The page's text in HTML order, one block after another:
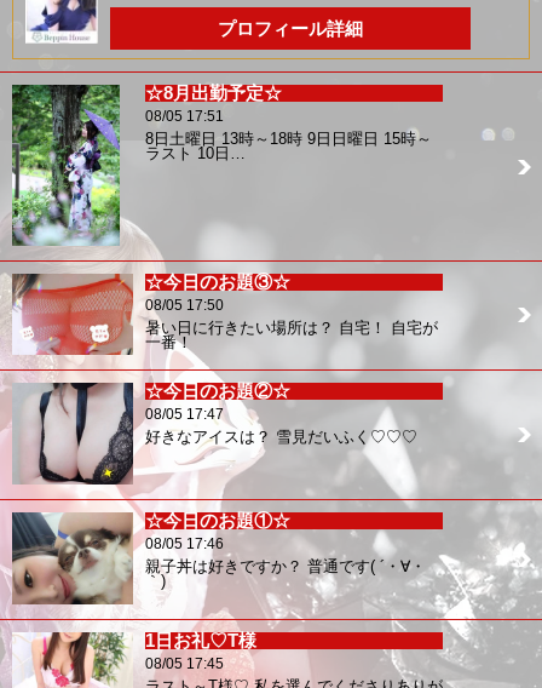
プロフィール詳細
☆8月出勤予定☆
08/05 17:51
8日土曜日 13時～18時 9日日曜日 15時～
ラスト 10日…
☆今日のお題③☆
08/05 17:50
暑い日に行きたい場所は？ 自宅！ 自宅が
一番！
☆今日のお題②☆
08/05 17:47
好きなアイスは？ 雪見だいふく♡♡♡
☆今日のお題①☆
08/05 17:46
親子丼は好きですか？ 普通です( ´・∀・
｀)
1日お礼♡T様
08/05 17:45